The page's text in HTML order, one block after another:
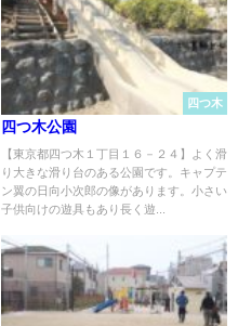
四つ木
四つ木公園
【東京都四つ木１丁目１６－２４】よく滑
り大きな滑り台のある公園です。キャプテ
ン翼の日向小次郎の像があります。小さい
子供向けの遊具もあり長く遊...